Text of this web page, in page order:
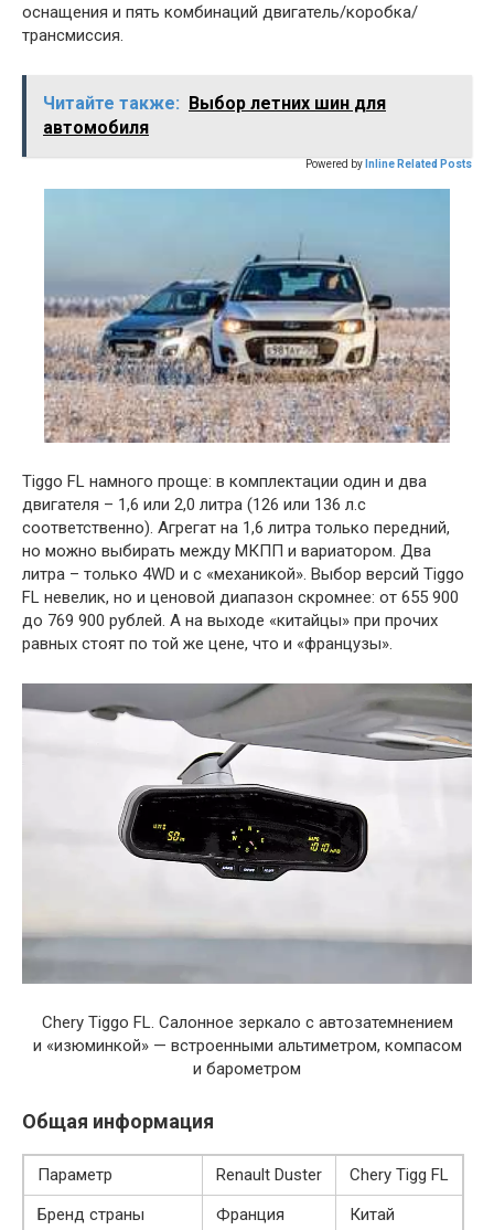
оснащения и пять комбинаций двигатель/коробка/
трансмиссия.
Читайте также: Выбор летних шин для
автомобиля
Powered by Inline Related Posts
Tiggo FL намного проще: в комплектации один и два
двигателя – 1,6 или 2,0 литра (126 или 136 л.с
соответственно). Агрегат на 1,6 литра только передний,
но можно выбирать между МКПП и вариатором. Два
литра – только 4WD и с «механикой». Выбор версий Tiggo
FL невелик, но и ценовой диапазон скромнее: от 655 900
до 769 900 рублей. А на выходе «китайцы» при прочих
равных стоят по той же цене, что и «французы».
Chery Tiggo FL. Салонное зеркало с автозатемнением
и «изюминкой» — встроенными альтиметром, компасом
и барометром
Общая информация
Параметр Renault Duster
Chery Tigg FL
Бренд страны
Франция
Китай